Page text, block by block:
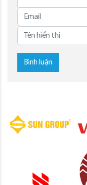
Bình luận